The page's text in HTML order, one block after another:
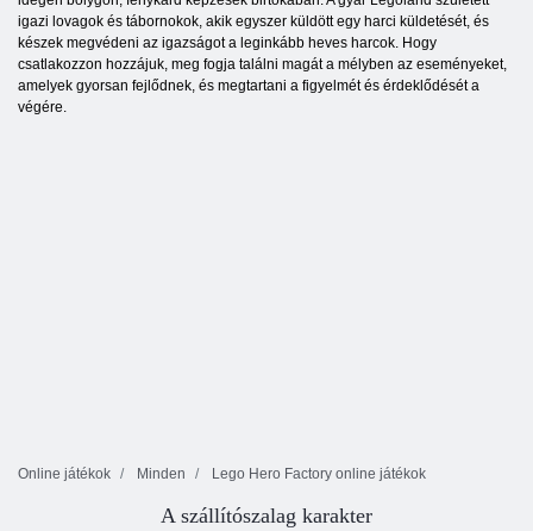
igazi lovagok és tábornokok, akik egyszer küldött egy harci küldetését, és
készek megvédeni az igazságot a leginkább heves harcok. Hogy
csatlakozzon hozzájuk, meg fogja találni magát a mélyben az eseményeket,
amelyek gyorsan fejlődnek, és megtartani a figyelmét és érdeklődését a
végére.
Online játékok Minden Lego Hero Factory online játékok
A szállítószalag karakter